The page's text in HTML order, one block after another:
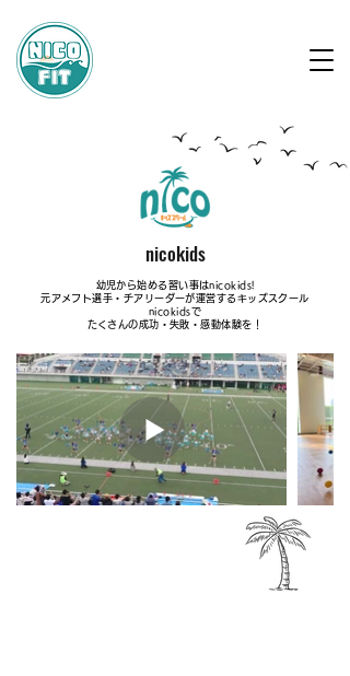
nicokids
幼児から始める習い事はnicokids!
​元アメフト選手・チアリーダーが運営するキッズスクール
nicokidsで
​たくさんの成功・失敗・感動体験を！